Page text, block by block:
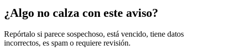
¿Algo no calza con este aviso?
Repórtalo si parece sospechoso, está vencido, tiene datos
incorrectos, es spam o requiere revisión.